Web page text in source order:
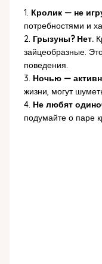
1. Кролик — не
потребностями и
2. Грызуны? Нет.
зайцеобразные.
поведения.
3. Ночью —
жизни, могут
4. Не любят
подумайте о паре